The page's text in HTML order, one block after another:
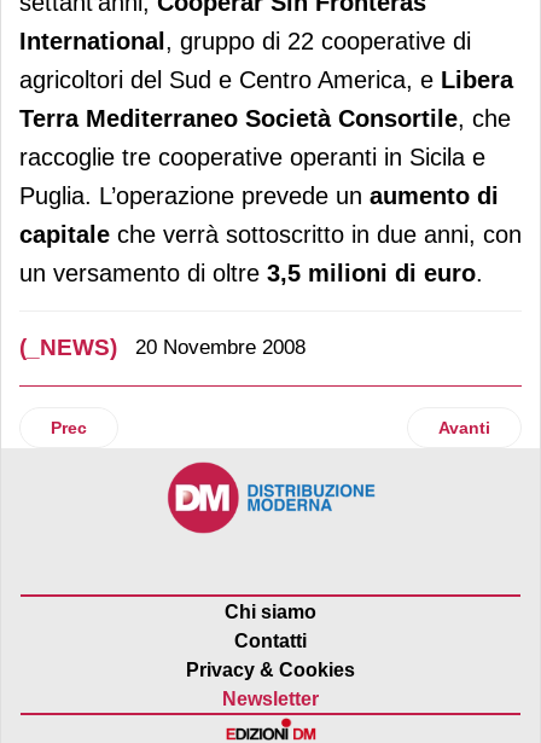
International, gruppo di 22 cooperative di
agricoltori del Sud e Centro America, e Libera
Terra Mediterraneo Società Consortile, che
raccoglie tre cooperative operanti in Sicila e
Puglia. L’operazione prevede un aumento di
capitale che verrà sottoscritto in due anni, con
un versamento di oltre 3,5 milioni di euro.
(_NEWS) 20 Novembre 2008
Articolo precedente: Commercio
Prec Articolo
Avanti
Chi siamo
Contatti
Privacy & Cookies
Newsletter